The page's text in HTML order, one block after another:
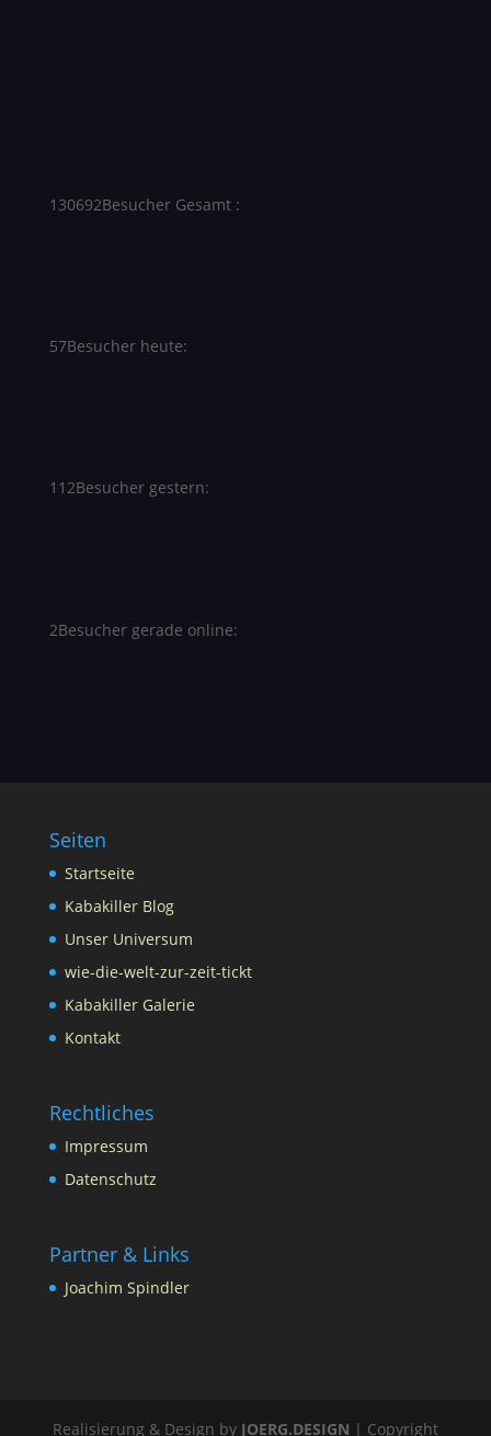
130692Besucher Gesamt :
57Besucher heute:
112Besucher gestern:
2Besucher gerade online:
Seiten
Startseite
Kabakiller Blog
Unser Universum
wie-die-welt-zur-zeit-tickt
Kabakiller Galerie
Kontakt
Rechtliches
Impressum
Datenschutz
Partner & Links
Joachim Spindler
Realisierung & Design by JOERG.DESIGN | Copyright